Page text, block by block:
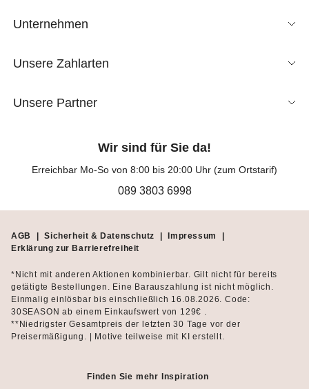
Unternehmen
Unsere Zahlarten
Unsere Partner
Wir sind für Sie da!
Erreichbar Mo-So von 8:00 bis 20:00 Uhr (zum Ortstarif)
089 3803 6998
AGB | Sicherheit & Datenschutz | Impressum
|
Erklärung zur Barrierefreiheit
*Nicht mit anderen Aktionen kombinierbar. Gilt nicht für bereits
getätigte Bestellungen. Eine Barauszahlung ist nicht möglich.
Einmalig einlösbar bis einschließlich 16.08.2026. Code:
30SEASON ab einem Einkaufswert von 129€ .
**Niedrigster Gesamtpreis der letzten 30 Tage vor der
Preisermäßigung. | Motive teilweise mit KI erstellt.
Finden Sie mehr Inspiration